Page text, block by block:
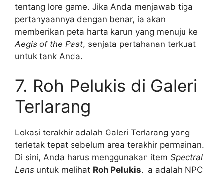
tentang lore game. Jika Anda menjawab tiga
pertanyaannya dengan benar, ia akan
memberikan peta harta karun yang menuju ke
Aegis of the Past, senjata pertahanan terkuat
untuk tank Anda.
7. Roh Pelukis di Galeri
Terlarang
Lokasi terakhir adalah Galeri Terlarang yang
terletak tepat sebelum area terakhir permainan.
Di sini, Anda harus menggunakan item Spectral
Lens untuk melihat Roh Pelukis. Ia adalah NPC